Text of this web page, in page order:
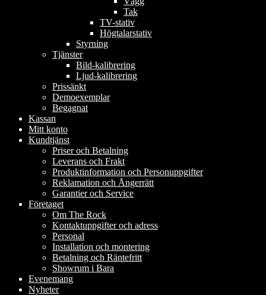
Tak
TV-stativ
Högtalarstativ
Styrning
Tjänster
Bild-kalibrering
Ljud-kalibrering
Prissänkt
Demoexemplar
Begagnat
Kassan
Mitt konto
Kundtjänst
Priser och Betalning
Leverans och Frakt
Produktinformation och Personuppgifter
Reklamation och Ångerrätt
Garantier och Service
Företaget
Om The Rock
Kontaktuppgifter och adress
Personal
Installation och montering
Betalning och Räntefritt
Showrum i Bara
Evenemang
Nyheter